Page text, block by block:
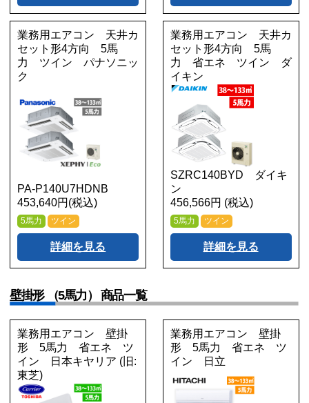
業務用エアコン 天井カ
セット形4方向 5馬
力 ツイン パナソニッ
ク
PA-P140U7HDNB
453,640円(税込)
5馬力 ツイン
詳細を見る
業務用エアコン 天井カ
セット形4方向 5馬
力 省エネ ツイン ダ
イキン
SZRC140BYD ダイキ
ン
456,566円 (税込)
5馬力 ツイン
詳細を見る
壁掛形 （5馬力） 商品一覧
業務用エアコン 壁掛
形 5馬力 省エネ ツ
イン 日本キヤリア (旧:
東芝)
業務用エアコン 壁掛
形 5馬力 省エネ ツ
イン 日立